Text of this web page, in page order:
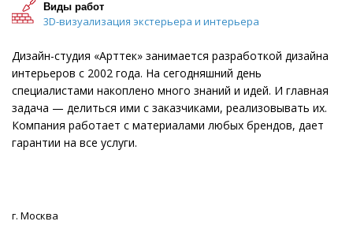
Виды работ
3D-визуализация экстерьера и интерьера
Дизайн-студия «Арттек» занимается разработкой дизайна
интерьеров с 2002 года. На сегодняшний день
специалистами накоплено много знаний и идей. И главная
задача — делиться ими с заказчиками, реализовывать их.
Компания работает с материалами любых брендов, дает
гарантии на все услуги.
г. Москва